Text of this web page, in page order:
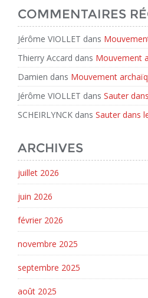
COMMENTAIRES
Jérôme VIOLLET dans
Thierry Accard dans Mouvement
Damien dans Mouvement
Jérôme VIOLLET dans Sauter
SCHEIRLYNCK dans Sauter dans
ARCHIVES
juillet 2026
juin 2026
février 2026
novembre 2025
septembre 2025
août 2025